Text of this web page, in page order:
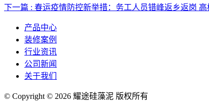
下一篇 : 春运疫情防控新举措：务工人员错峰返乡返岗
产品中心
装修案例
行业资讯
公司新闻
关于我们
© Copyright © 2026 耀途硅藻泥 版权所有